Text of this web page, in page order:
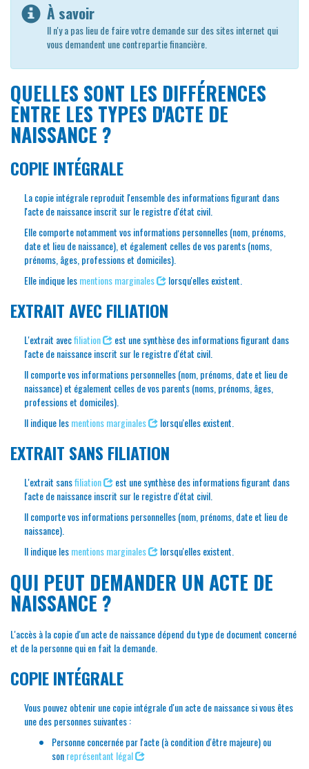
À savoir
Il n'y a pas lieu de faire votre demande sur des sites internet qui
vous demandent une contrepartie financière.
QUELLES SONT LES DIFFÉRENCES
ENTRE LES TYPES D'ACTE DE
NAISSANCE ?
COPIE INTÉGRALE
La copie intégrale reproduit l'ensemble des informations figurant dans
l'acte de naissance inscrit sur le registre d'état civil.
Elle comporte notamment vos informations personnelles (nom, prénoms,
date et lieu de naissance), et également celles de vos parents (noms,
prénoms, âges, professions et domiciles).
Elle indique lesmentions marginales lorsqu'elles existent.
EXTRAIT AVEC FILIATION
L'extrait avecfiliation
est une synthèse des informations figurant dans
l'acte de naissance inscrit sur le registre d'état civil.
Il comporte vos informations personnelles (nom, prénoms, date et lieu de
naissance) et également celles de vos parents (noms, prénoms, âges,
professions et domiciles).
Il indique lesmentions marginales lorsqu'elles existent.
EXTRAIT SANS FILIATION
L'extrait sansfiliation
est une synthèse des informations figurant dans
l'acte de naissance inscrit sur le registre d'état civil.
Il comporte vos informations personnelles (nom, prénoms, date et lieu de
naissance).
Il indique lesmentions marginales lorsqu'elles existent.
QUI PEUT DEMANDER UN ACTE DE
NAISSANCE ?
L'accès à la copie d'un acte de naissance dépend du type de document concerné
et de la personne qui en fait la demande.
COPIE INTÉGRALE
Vous pouvez obtenir une copie intégrale d'un acte de naissance si vous êtes
une des personnes suivantes :
Personne concernée par l'acte (à condition d'être majeure) ou
sonreprésentant légal